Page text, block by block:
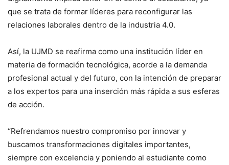
que se trata de formar líderes para reconfigurar las
relaciones laborales dentro de la industria 4.0.
Así, la UJMD se reafirma como una institución líder en
materia de formación tecnológica, acorde a la demanda
profesional actual y del futuro, con la intención de preparar
a los expertos para una inserción más rápida a sus esferas
de acción.
“Refrendamos nuestro compromiso por innovar y
buscamos transformaciones digitales importantes,
siempre con excelencia y poniendo al estudiante como